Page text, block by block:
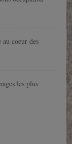
au coeur des
les plus